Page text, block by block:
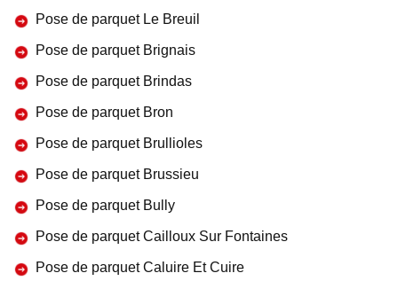
Pose de parquet Le Breuil
Pose de parquet Brignais
Pose de parquet Brindas
Pose de parquet Bron
Pose de parquet Brullioles
Pose de parquet Brussieu
Pose de parquet Bully
Pose de parquet Cailloux Sur Fontaines
Pose de parquet Caluire Et Cuire